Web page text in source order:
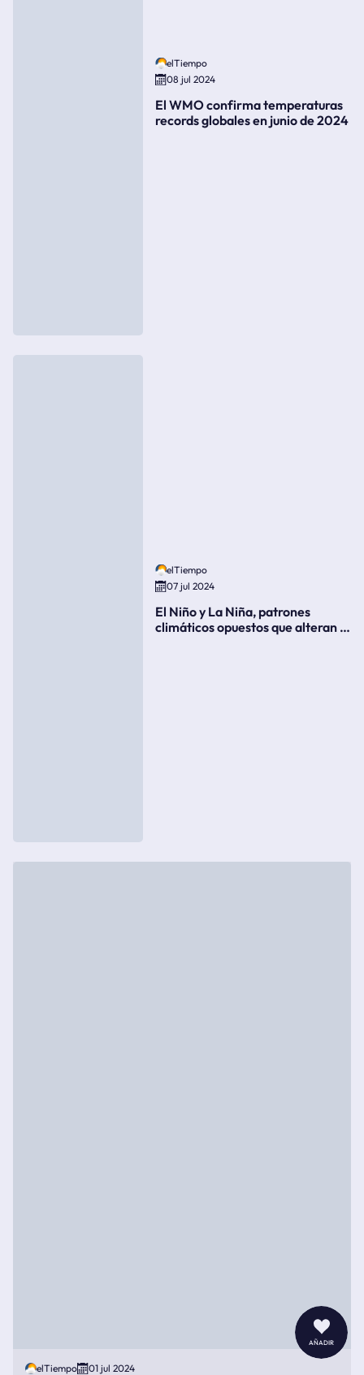
añadir
elTiempo
08 jul 2024
El WMO confirma temperaturas
records globales en junio de 2024
elTiempo
07 jul 2024
El Niño y La Niña, patrones
climáticos opuestos que alteran la
elTiempo 01 jul 2024